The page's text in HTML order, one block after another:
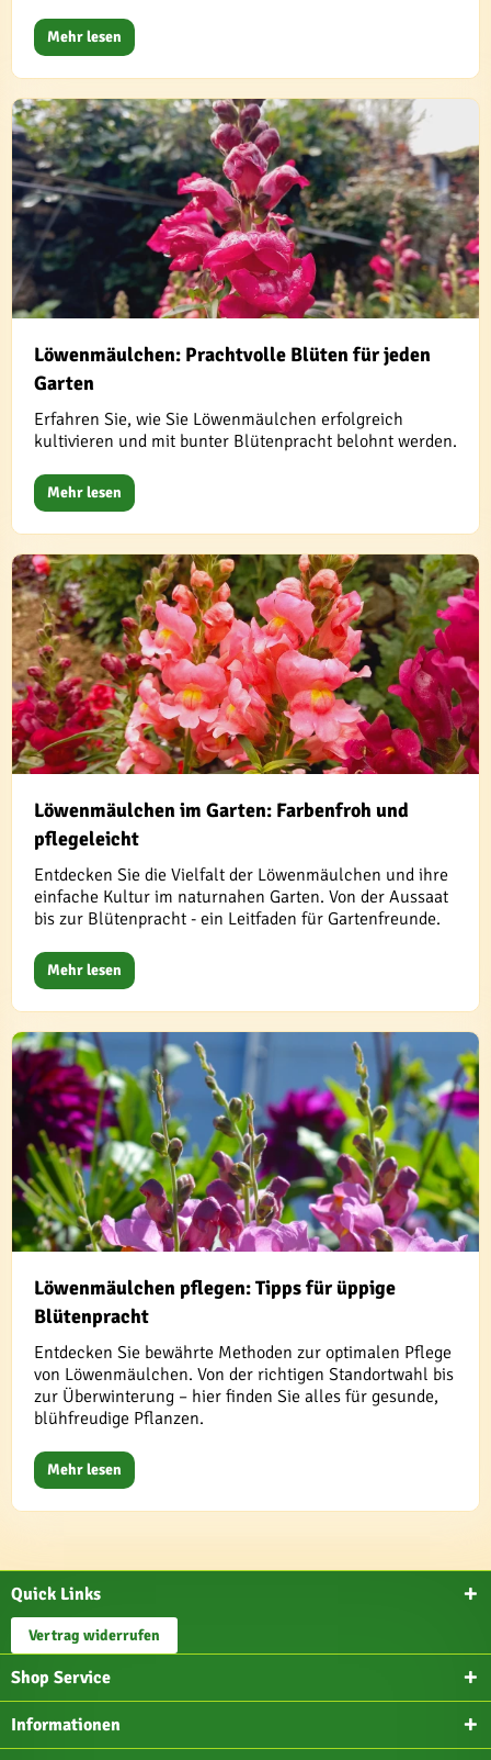
Mehr lesen
Löwenmäulchen: Prachtvolle Blüten für jeden
Garten
Erfahren Sie, wie Sie Löwenmäulchen erfolgreich
kultivieren und mit bunter Blütenpracht belohnt werden.
Mehr lesen
Löwenmäulchen im Garten: Farbenfroh und
pflegeleicht
Entdecken Sie die Vielfalt der Löwenmäulchen und ihre
einfache Kultur im naturnahen Garten. Von der Aussaat
bis zur Blütenpracht - ein Leitfaden für Gartenfreunde.
Mehr lesen
Löwenmäulchen pflegen: Tipps für üppige
Blütenpracht
Entdecken Sie bewährte Methoden zur optimalen Pflege
von Löwenmäulchen. Von der richtigen Standortwahl bis
zur Überwinterung – hier finden Sie alles für gesunde,
blühfreudige Pflanzen.
Mehr lesen
Quick Links
Vertrag widerrufen
Shop Service
Informationen